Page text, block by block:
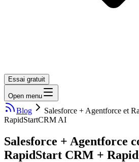
Essai gratuit
Open menu
Blog
Salesforce + Agentforce et
RapidStartCRM AI
Salesforce + Agentforce
RapidStart CRM +